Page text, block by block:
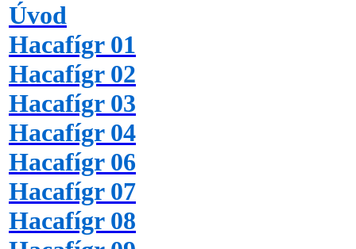
Úvod
Hacafígr 01
Hacafígr 02
Hacafígr 03
Hacafígr 04
Hacafígr 06
Hacafígr 07
Hacafígr 08